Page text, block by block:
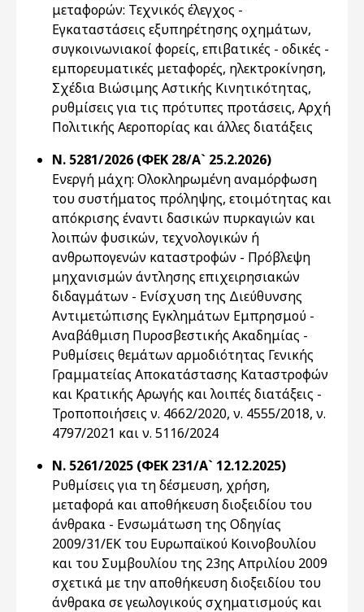
μεταφορών: Τεχνικός έλεγχος -
Εγκαταστάσεις εξυπηρέτησης οχημάτων,
συγκοινωνιακοί φορείς, επιβατικές - οδικές -
εμπορευματικές μεταφορές, ηλεκτροκίνηση,
Σχέδια Βιώσιμης Αστικής Κινητικότητας,
ρυθμίσεις για τις πρότυπες προτάσεις, Αρχή
Πολιτικής Αεροπορίας και άλλες διατάξεις
Ν. 5281/2026 (ΦΕΚ 28/Α` 25.2.2026)
Ενεργή μάχη: Ολοκληρωμένη αναμόρφωση
του συστήματος πρόληψης, ετοιμότητας και
απόκρισης έναντι δασικών πυρκαγιών και
λοιπών φυσικών, τεχνολογικών ή
ανθρωπογενών καταστροφών - Πρόβλεψη
μηχανισμών άντλησης επιχειρησιακών
διδαγμάτων - Ενίσχυση της Διεύθυνσης
Αντιμετώπισης Εγκλημάτων Εμπρησμού -
Αναβάθμιση Πυροσβεστικής Ακαδημίας -
Ρυθμίσεις θεμάτων αρμοδιότητας Γενικής
Γραμματείας Αποκατάστασης Καταστροφών
και Κρατικής Αρωγής και λοιπές διατάξεις -
Τροποποιήσεις ν. 4662/2020, ν. 4555/2018, ν.
4797/2021 και ν. 5116/2024
Ν. 5261/2025 (ΦΕΚ 231/Α` 12.12.2025)
Ρυθμίσεις για τη δέσμευση, χρήση,
μεταφορά και αποθήκευση διοξειδίου του
άνθρακα - Ενσωμάτωση της Οδηγίας
2009/31/ΕΚ του Ευρωπαϊκού Κοινοβουλίου
και του Συμβουλίου της 23ης Απριλίου 2009
σχετικά με την αποθήκευση διοξειδίου του
άνθρακα σε γεωλογικούς σχηματισμούς και